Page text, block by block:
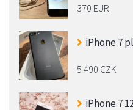
370 EUR
iPhone 7
5 490 CZK
iPhone 7